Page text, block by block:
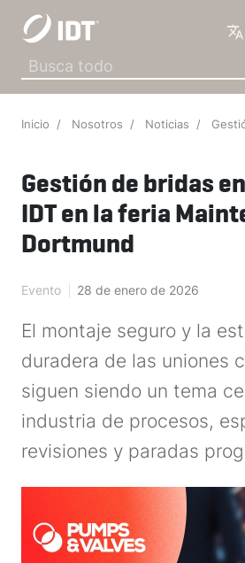
Inicio Nosotros Noticias Gestión de
Gestión de bridas
IDT en la feria
Dortmund
Evento 28 de enero de 2026
El montaje seguro y la
duradera de las uniones
siguen siendo un tema
industria de procesos,
revisiones y paradas